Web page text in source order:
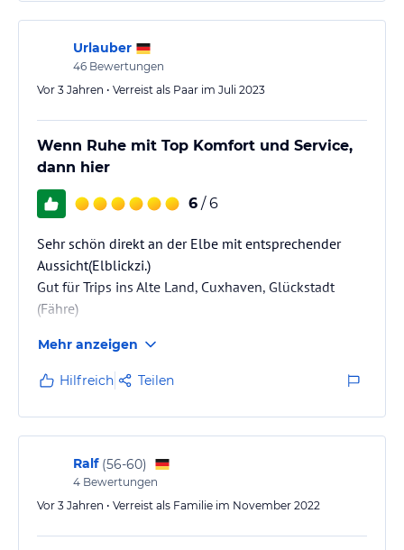
Urlauber
46 Bewertungen
Vor 3 Jahren • Verreist als Paar im Juli 2023
Wenn Ruhe mit Top Komfort und Service,
dann hier
6 / 6
Sehr schön direkt an der Elbe mit entsprechender
Aussicht(Elblickzi.)
Gut für Trips ins Alte Land, Cuxhaven, Glückstadt
(Fähre)
Mehr anzeigen
Hilfreich Teilen
Ralf (56-60)
4 Bewertungen
Vor 3 Jahren • Verreist als Familie im November 2022